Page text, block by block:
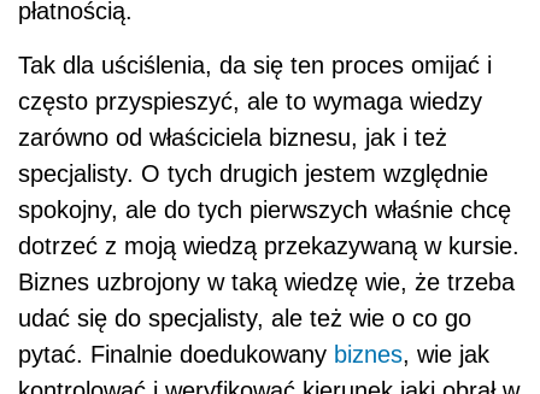
płatnością.
Tak dla uściślenia, da się ten proces omijać i
często przyspieszyć, ale to wymaga wiedzy
zarówno od właściciela biznesu, jak i też
specjalisty. O tych drugich jestem względnie
spokojny, ale do tych pierwszych właśnie chcę
dotrzeć z moją wiedzą przekazywaną w kursie.
Biznes uzbrojony w taką wiedzę wie, że trzeba
udać się do specjalisty, ale też wie o co go
pytać. Finalnie doedukowany biznes, wie jak